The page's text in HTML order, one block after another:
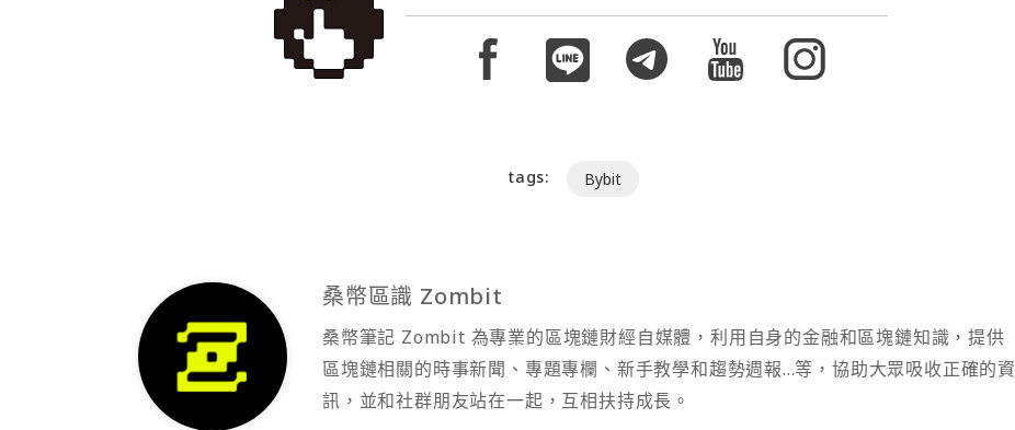
tags: Bybit
桑幣區識 Zombit
桑幣筆記 Zombit 為專業的區塊鏈財經自媒體，利用自身的金融和區塊鏈知識，提供
區塊鏈相關的時事新聞、專題專欄、新手教學和趨勢週報...等，協助大眾吸收正確的資
訊，並和社群朋友站在一起，互相扶持成長。